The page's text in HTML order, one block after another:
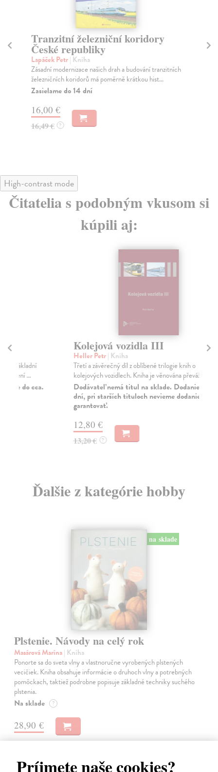
Príjmete naše cookies?
Tranzitní železniční koridory
České republiky
Lapáček Petr| Kniha
Zásadní modernizace našich drah a budování tranzitních
železničních koridorů má poměrně krátkou hist...
Zasielame do 14 dní
16,00 €
16,49 € ?
High-contrast mode
Čitatelia s podobným vkusom si
kúpili aj:
Kolejová vozidla III
| Kniha
Třetí a závěrečný díl z oblíbené trilogie knih o
kolejových vozidlech. Kniha je věnována převážně ko...
Dodávateľ nemá titul na sklade. Dodanie do 30
dní, pri starších tituloch nevieme dodanie
Ďalšie z kategórie hobby
na sklade
Plstenie. Návody na celý rok
Masárová Marína| Kniha
Ponorte sa do sveta vlny a vlastnoručne vyrobených plstených
vecičiek. Kniha obsahuje informácie o druhoch vlny a potrebných
pomôckach, taktiež podrobne popisuje základné techniky suchého
plstenia.
Na sklade ?
28,90 €